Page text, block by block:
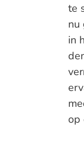
te
nu
in
op